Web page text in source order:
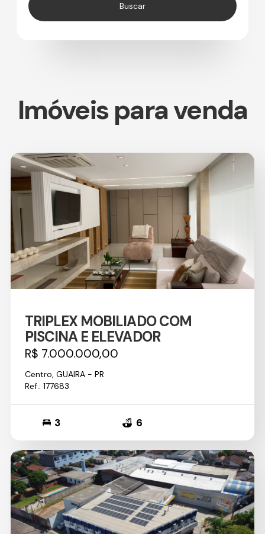
Imóveis para venda
TRIPLEX MOBILIADO COM
PISCINA E ELEVADOR
R$ 7.000.000,00
Centro, GUAIRA - PR
Ref.: 177683
3 6